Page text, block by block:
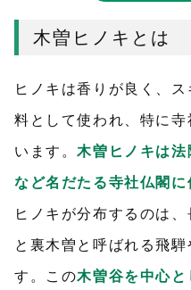
木曽ヒノキとは
ヒノキは香りが良く、
料として使われ、特に
います。木曽ヒノキは
など名だたる寺社仏閣に
ヒノキが分布するのは
と裏木曽と呼ばれる飛
す。この木曽谷を中心と